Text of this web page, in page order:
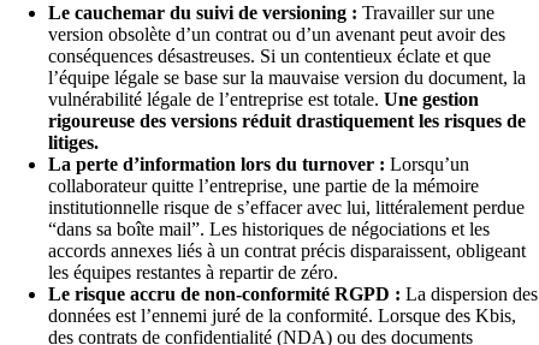
Le cauchemar du suivi de versioning : Travailler sur une
version obsolète d’un contrat ou d’un avenant peut avoir des
conséquences désastreuses. Si un contentieux éclate et que
l’équipe légale se base sur la mauvaise version du document, la
vulnérabilité légale de l’entreprise est totale. Une gestion
rigoureuse des versions réduit drastiquement les risques de
litiges.
La perte d’information lors du turnover : Lorsqu’un
collaborateur quitte l’entreprise, une partie de la mémoire
institutionnelle risque de s’effacer avec lui, littéralement perdue
“dans sa boîte mail”. Les historiques de négociations et les
accords annexes liés à un contrat précis disparaissent, obligeant
les équipes restantes à repartir de zéro.
Le risque accru de non-conformité RGPD : La dispersion des
données est l’ennemi juré de la conformité. Lorsque des Kbis,
des contrats de confidentialité (NDA) ou des documents